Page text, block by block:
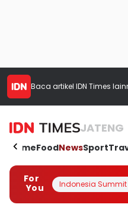
Baca artikel IDN Times
JATENG
HomeFoodNewsSport
For
You
Indonesia Summit